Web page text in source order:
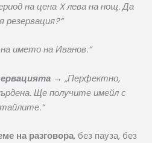
на цена X лева на нощ. Да
резервация?“
името на Иванов.“
→ „Перфектно,
Ще получите имейл с
на разговора, без пауза, без